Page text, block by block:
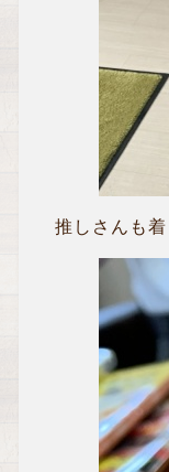
推しさんも